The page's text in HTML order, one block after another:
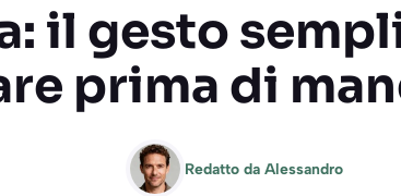
il gesto
prima di
Redatto da Alessandro